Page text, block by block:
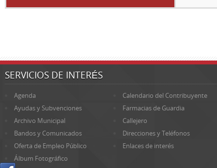
SERVICIOS DE INTERÉS
Agenda
Calendario del Contribuyente
Ayudas y Subvenciones
Farmacias de Guardia
Archivo Municipal
Callejero
Bandos y Comunicados
Direcciones y Teléfonos
Oferta de Empleo Público
Enlaces de interés
Álbum Fotográfico